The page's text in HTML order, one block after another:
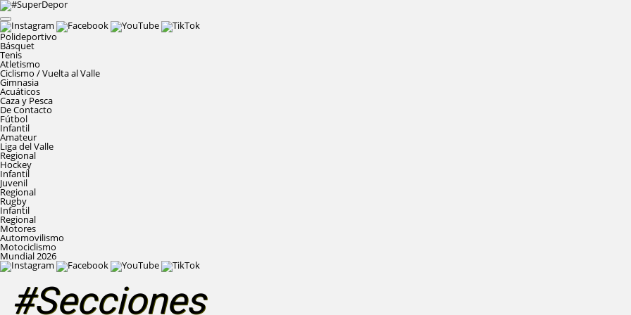
Polideportivo
Básquet
Tenis
Atletismo
Ciclismo / Vuelta al Valle
Gimnasia
Acuáticos
Caza y Pesca
De Contacto
Fútbol
Infantil
Amateur
Liga del Valle
Regional
Hockey
Infantil
Juvenil
Regional
Rugby
Infantil
Regional
Motores
Automovilismo
Motociclismo
Mundial 2026
#Secciones